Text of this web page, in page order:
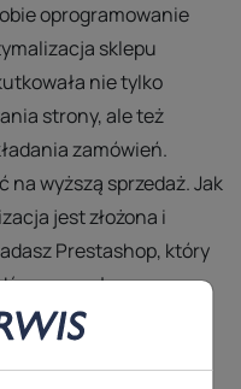
oprogramowanie
sklepu
nie tylko
strony, ale też
zamówień.
na wyższą sprzedaż. Jak
jest złożona i
Prestashop, który
naszą usługę
bazującego na